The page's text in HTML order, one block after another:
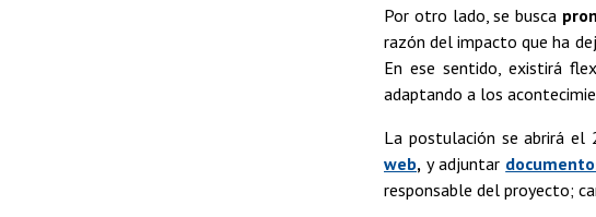
Por otro lado, se busca
razón del impacto que ha
En ese sentido, existirá
adaptando a los
La postulación se abrirá el
web, y adjuntar
responsable del proyecto;